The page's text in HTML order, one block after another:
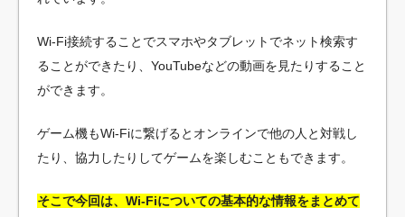
Wi-Fi接続することでスマホやタブレットでネット検索す
ることができたり、YouTubeなどの動画を見たりすること
ができます。
ゲーム機もWi-Fiに繋げるとオンラインで他の人と対戦し
たり、協力したりしてゲームを楽しむこともできます。
そこで今回は、Wi-Fiについての基本的な情報をまとめて